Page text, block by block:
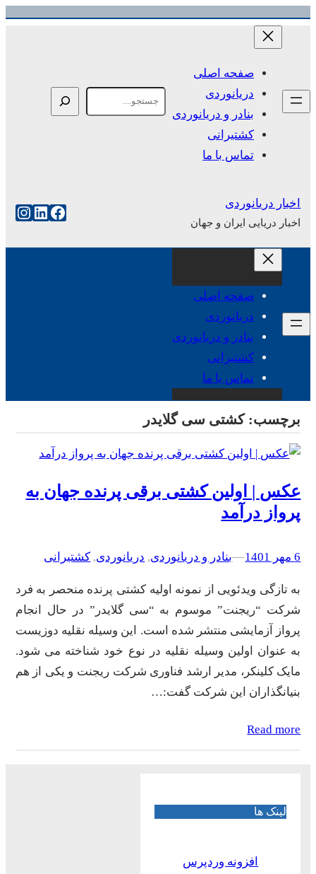
رفتن
صفحه اصلی
دریانوردی
بنادر و دریانوردی
کشتیرانی
تماس با ما
اخبار دریانوردی
اخبار دریایی ایران و جهان
فیس‌بوک
صفحه اصلی
دریانوردی
بنادر و دریانوردی
کشتیرانی
تماس با ما
برچسب:کشتی سی گلایدر
عکس | اولین کشتی برقی پرنده جهان به
پرواز درآمد
6 مهر 1401 –
–بنادر و دریانوردی, دریانوردی, کشتیرانی
به تازگی ویدئویی از نمونه اولیه کشتی پرنده منحصر به فرد
شرکت “ریجنت” موسوم به “سی گلایدر” در حال انجام
پرواز آزمایشی منتشر شده است. این وسیله نقلیه دوزیست
به عنوان اولین وسیله نقلیه در نوع خود شناخته می شود.
مایک کلینکر، مدیر ارشد فناوری شرکت ریجنت و یکی از هم
بنیانگذاران این شرکت گفت:…
Read more
لینک ها
افزونه وردپرس